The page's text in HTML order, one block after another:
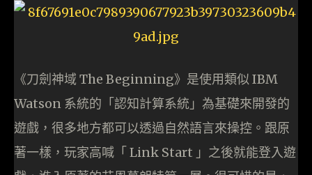
《刀劍神域 The Beginning》是使用類似 IBM
Watson 系統的「認知計算系統」為基礎來開發的
遊戲，很多地方都可以透過自然語言來操控。跟原
著一樣，玩家高喊「 Link Start 」之後就能登入遊